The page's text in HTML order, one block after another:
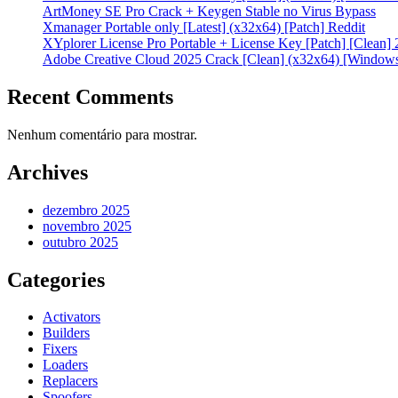
ArtMoney SE Pro Crack + Keygen Stable no Virus Bypass
Xmanager Portable only [Latest] (x32x64) [Patch] Reddit
XYplorer License Pro Portable + License Key [Patch] [Clean]
Adobe Creative Cloud 2025 Crack [Clean] (x32x64)
Recent Comments
Nenhum comentário para mostrar.
Archives
dezembro 2025
novembro 2025
outubro 2025
Categories
Activators
Builders
Fixers
Loaders
Replacers